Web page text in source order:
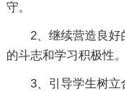
守。
2、继续营造良好
的斗志和学习积极性。
3、引导学生树立